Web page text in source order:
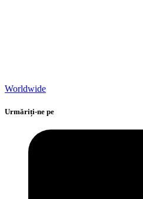
Worldwide
Urmăriți-ne pe